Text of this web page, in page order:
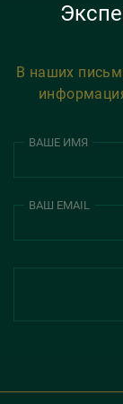
В наших
ВАШЕ ИМЯ
ВАШ EMAIL